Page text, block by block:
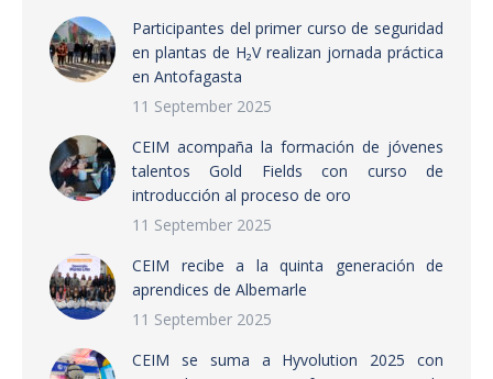
Participantes del primer curso de seguridad
en plantas de H₂V realizan jornada práctica
en Antofagasta
11 September 2025
CEIM acompaña la formación de jóvenes
talentos Gold Fields con curso de
introducción al proceso de oro
11 September 2025
CEIM recibe a la quinta generación de
aprendices de Albemarle
11 September 2025
CEIM se suma a Hyvolution 2025 con